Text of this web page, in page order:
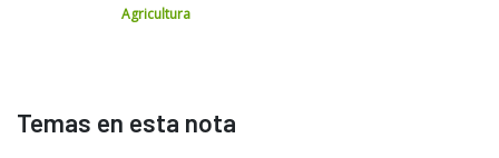
Agricultura
Temas en esta nota